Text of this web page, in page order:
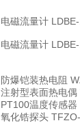
电磁流量计
电磁流量计
防爆铠装热电阻
注射型表面热电偶
PT100温度传感器
氧化锆探头